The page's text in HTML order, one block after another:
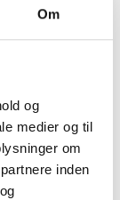
Om
og
medier og til
om
inden
ressourcer og
mængder